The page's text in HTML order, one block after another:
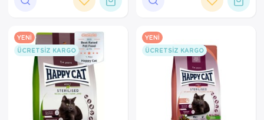
YENI
ÜCRETSIZ KARGO
YENI
ÜCRETSIZ KARGO